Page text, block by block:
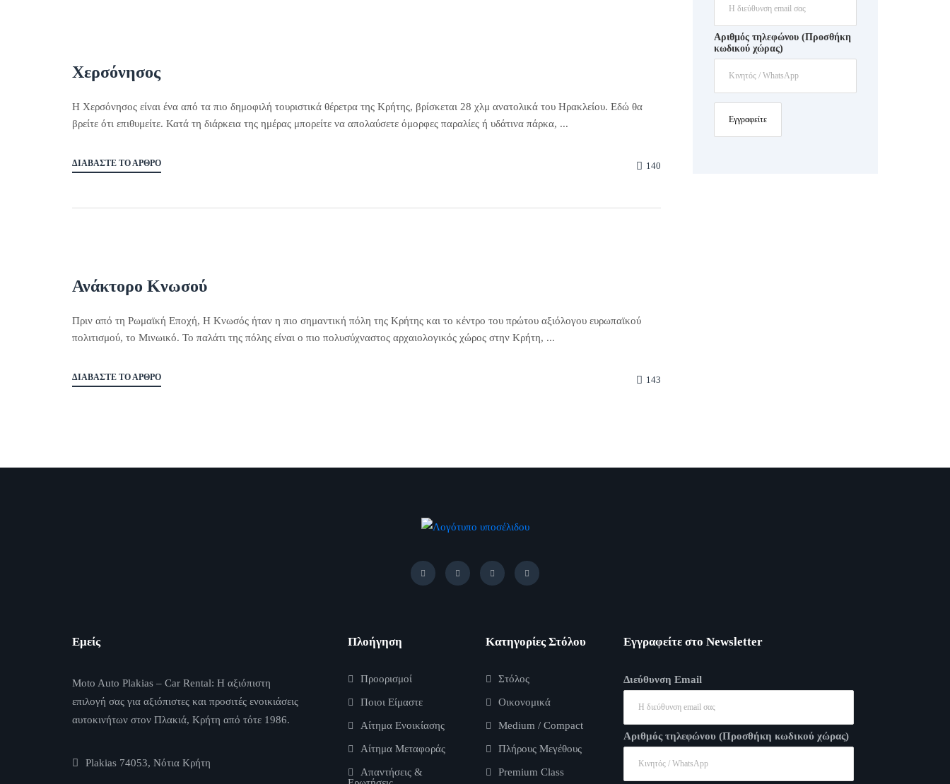
Χερσόνησος
Η Χερσόνησος είναι ένα από τα πιο δημοφιλή τουριστικά θέρετρα της Κρήτης, βρίσκεται 28 χλμ ανατολικά του Ηρακλείου. Εδώ θα
βρείτε ότι επιθυμείτε. Κατά τη διάρκεια της ημέρας μπορείτε να απολαύσετε όμορφες παραλίες ή υδάτινα πάρκα, ...
ΔΙΑΒΆΣΤΕ ΤΟ ΆΡΘΡΟ 140
Ανάκτορο Κνωσού
Πριν από τη Ρωμαϊκή Εποχή, Η Κνωσός ήταν η πιο σημαντική πόλη της Κρήτης και το κέντρο του πρώτου αξιόλογου ευρωπαϊκού
πολιτισμού, το Μινωικό. Το παλάτι της πόλης είναι ο πιο πολυσύχναστος αρχαιολογικός χώρος στην Κρήτη, ...
ΔΙΑΒΆΣΤΕ ΤΟ ΆΡΘΡΟ 143
Αριθμός τηλεφώνου (Προσθήκη
κωδικού χώρας)
Εμείς
Moto Auto Plakias – Car Rental: Η αξιόπιστη
επιλογή σας για αξιόπιστες και προσιτές ενοικιάσεις
αυτοκινήτων στον Πλακιά, Κρήτη από τότε 1986.
Plakias 74053, Νότια Κρήτη
Πλοήγηση
Προορισμοί
Ποιοι Είμαστε
Αίτημα Ενοικίασης
Αίτημα Μεταφοράς
Απαντήσεις &
Κατηγορίες Στόλου
Στόλος
Οικονομικά
Medium / Compact
Πλήρους Μεγέθους
Premium Class
Εγγραφείτε στο Newsletter
Διεύθυνση Email
Αριθμός τηλεφώνου (Προσθήκη κωδικού χώρας)